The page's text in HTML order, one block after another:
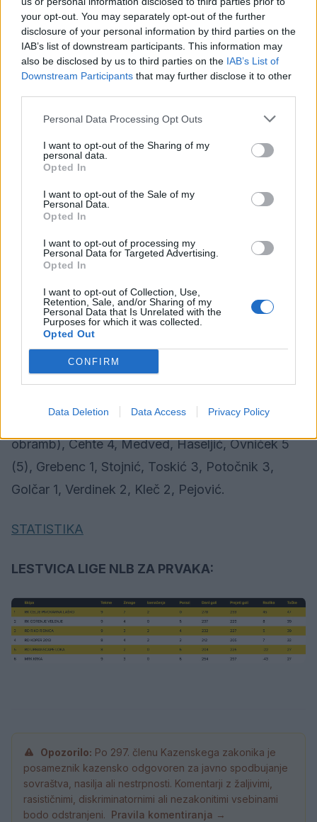
your opt-out. You may separately opt-out of the further
disclosure of your personal information by third parties on the
IAB’s list of downstream participants. This information may
also be disclosed by us to third parties on the IAB’s List of
Downstream Participants that may further disclose it to other
Personal Data Processing Opt Outs
I want to opt-out of the Sharing of my
personal data.
Opted In
I want to opt-out of the Sale of my
Personal Data.
Opted In
I want to opt-out of processing my
Personal Data for Targeted Advertising.
Opted In
I want to opt-out of Collection, Use,
Retention, Sale, and/or Sharing of my
Personal Data that Is Unrelated with the
Purposes for which it was collected.
Opted Out
CONFIRM
Data Deletion Data Access Privacy Policy
Niko Medved, kapetan Gorenja Velenja:
"Naša obramba je bila na visoki ravni, kar pa ne
morem reči za igro v napadu. Sedem ali osem
ravno toliko strelov na vrata. V nadaljevanju smo
ugodnih pozicij. S tem nam potrebna razlika ni
vemo, da ta ni bila dovolj. Ne glede na vse bo o
zadnje kolo. Ne mislimo se predati, zato že sedaj
vabim vse navijače, da nas pridejo podpreti tudi
v petek v Celje."
LIGA NLB ZA PRVAKA, 9. KOLO:
Sobota, 19. maja:
Ferlin, Vujović, Zaponšek (13
obramb), Cehte 4, Medved, Haseljić, Ovniček 5
(5), Grebenc 1, Stojnić, Toskić 3, Potočnik 3,
Golčar 1, Verdinek 2, Kleč 2, Pejović.
STATISTIKA
LESTVICA LIGE NLB ZA PRVAKA:
Opozorilo: Po 297. členu Kazenskega zakonika je
posameznik kazensko odgovoren za javno spodbujanje
sovraštva, nasilja ali nestrpnosti. Komentarji z žaljivimi,
rasističnimi, diskriminatornimi ali nezakonitimi vsebinami
bodo odstranjeni. Pravila komentiranja →